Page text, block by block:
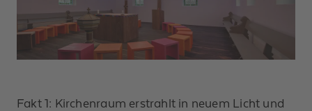
Fakt 1: Kirchenraum erstrahlt in neuem Licht und